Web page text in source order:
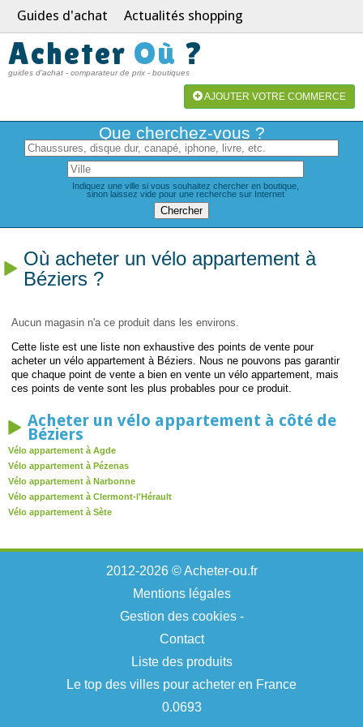
Guides d'achat Actualités shopping
Acheter Où ?
guides d'achat - comparateur de prix - boutiques
AJOUTER VOTRE COMMERCE
Que cherchez-vous ?
Indiquez une ville si vous souhaitez chercher en boutique,
sinon laissez vide pour une recherche sur Internet
Où acheter un vélo appartement à
Béziers ?
Aucun magasin n'a ce produit dans les environs.
Cette liste est une liste non exhaustive des points de vente pour
acheter un vélo appartement à Béziers. Nous ne pouvons pas garantir
que chaque point de vente a bien en vente un vélo appartement, mais
ces points de vente sont les plus probables pour ce produit.
Acheter un vélo appartement à côté de
Béziers
Vélo appartement à Agde
Vélo appartement à Pézenas
Vélo appartement à Narbonne
Vélo appartement à Clermont-l'Hérault
Vélo appartement à Sète
2012-2026 © Acheter-ou.fr
Mentions légales
Gestion des cookies-
Contact
Liste des produits
Le top des villes pour acheter en France
0.0693